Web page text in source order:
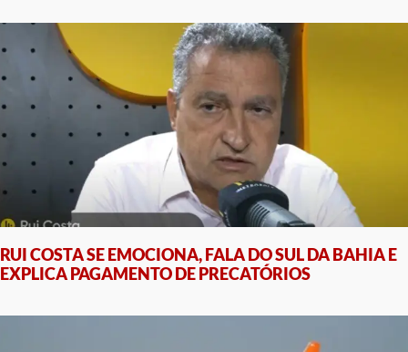
RUI COSTA SE EMOCIONA, FALA DO SUL DA BAHIA E
EXPLICA PAGAMENTO DE PRECATÓRIOS